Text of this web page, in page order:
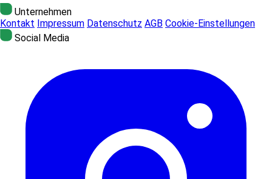
Unternehmen
Kontakt Impressum Datenschutz AGB Cookie-Einstellungen
Social Media